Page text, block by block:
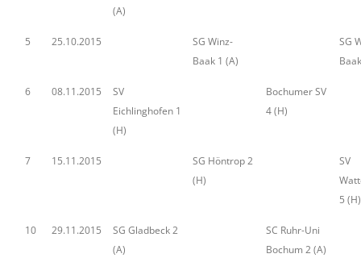
(A)
5 25.10.2015
SG Winz-
Baak 1 (A)
SG
6 08.11.2015
SV
Eichlinghofen 1
(H)
Bochumer SV
4 (H)
7 15.11.2015
SG Höntrop 2
(H)
SV
5 (H)
10 29.11.2015
SG Gladbeck 2
(A)
SC Ruhr-Uni
Bochum 2 (A)